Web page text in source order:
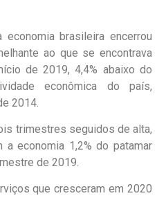
brasileira encerrou
ao que se encontrava
de 2019, 4,4% abaixo do
econômica do país,
2014.
trimestres seguidos de alta,
economia 1,2% do patamar
de 2019.
que cresceram em 2020